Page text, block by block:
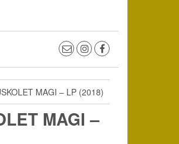
MAGI – LP (2018)
MAGI –